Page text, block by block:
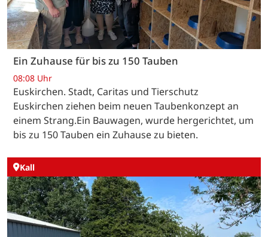
Ein Zuhause für bis zu 150 Tauben
08:08 Uhr
Euskirchen. Stadt, Caritas und Tierschutz
Euskirchen ziehen beim neuen Taubenkonzept an
einem Strang.Ein Bauwagen, wurde hergerichtet, um
bis zu 150 Tauben ein Zuhause zu bieten.
Kall